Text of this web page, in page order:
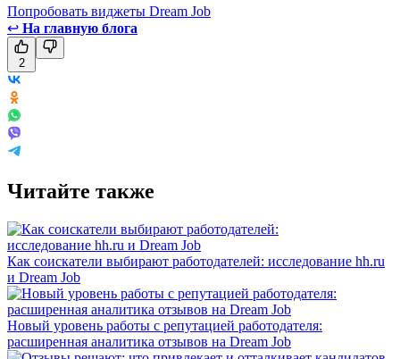
Попробовать виджеты Dream Job
↩ На главную блога
2
Читайте также
Как соискатели выбирают работодателей: исследование hh.ru
и Dream Job
Новый уровень работы с репутацией работодателя:
расширенная аналитика отзывов на Dream Job